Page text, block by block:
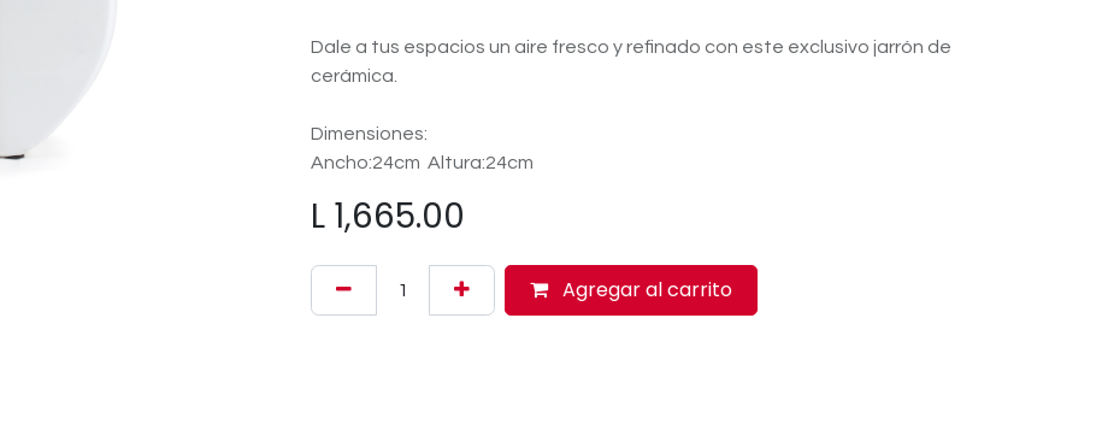
Dale a tus espacios un aire fresco y refinado con este exclusivo jarrón de
cerámica.
Dimensiones:
Ancho:24cm Altura:24cm
L 1,665.00
Agregar al carrito